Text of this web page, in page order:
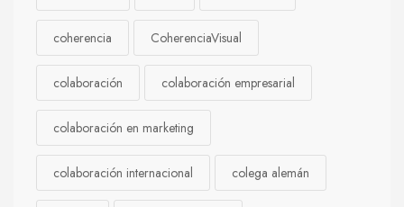
coherencia CoherenciaVisual
colaboración colaboración empresarial
colaboración en marketing
colaboración internacional colega alemán